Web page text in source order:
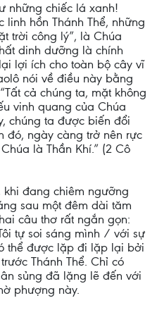
những chiếc lá xanh!
hồn Thánh Thể, những
trời công lý”, là Chúa
dinh dưỡng là chính
lợi ích cho toàn bộ cây vĩ
nói về điều này bằng
cả chúng ta, mặt không
vinh quang của Chúa
chúng ta được biến đổi
đó, ngày càng trở nên rực
là Thần Khí.” (2 Cô
khi đang chiêm ngưỡng
sau một đêm dài tăm
câu thơ rất ngắn gọn:
tự soi sáng mình / với sự
thể được lặp đi lặp lại bởi
Thánh Thể. Chỉ có
sủng đã lặng lẽ đến với
phượng này.